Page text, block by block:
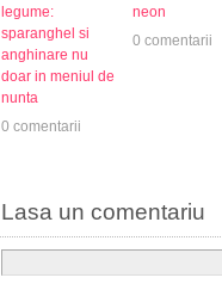
legume:
sparanghel si
anghinare nu
doar in meniul de
nunta
0 comentarii
neon
0 comentarii
Lasa un comentariu